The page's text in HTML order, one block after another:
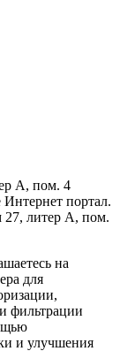
А, пом. 4
портал.
27, литер А, пом.
на
для
фильтрации
и улучшения